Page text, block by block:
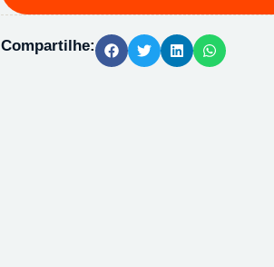
Compartilhe: